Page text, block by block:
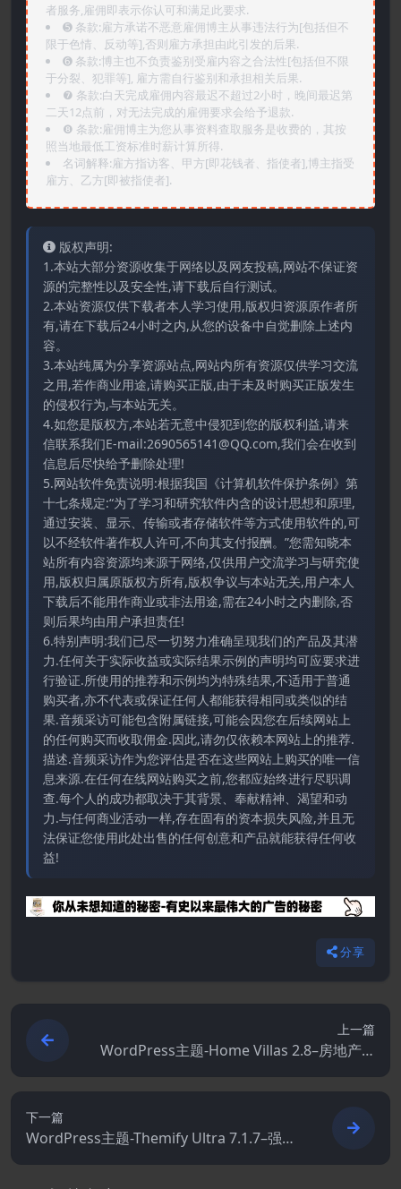
者服务,雇佣即表示你认可和满足此要求.
➎ 条款:雇方承诺不恶意雇佣博主从事违法行为[包括但不
限于色情、反动等],否则雇方承担由此引发的后果.
➏️ 条款:博主也不负责鉴别受雇内容之合法性[包括但不限
于分裂、犯罪等], 雇方需自行鉴别和承担相关后果.
❼ 条款:白天完成雇佣内容最迟不超过2小时，晚间最迟第
二天12点前，对无法完成的雇佣要求会给予退款.
❽ 条款:雇佣博主为您从事资料查取服务是收费的，其按
照当地最低工资标准时薪计算所得.
名词解释:雇方指访客、甲方[即花钱者、指使者],博主指受
雇方、乙方[即被指使者].
版权声明:
1.本站大部分资源收集于网络以及网友投稿,网站不保证资
源的完整性以及安全性,请下载后自行测试。
2.本站资源仅供下载者本人学习使用,版权归资源原作者所
有,请在下载后24小时之内,从您的设备中自觉删除上述内
容。
3.本站纯属为分享资源站点,网站内所有资源仅供学习交流
之用,若作商业用途,请购买正版,由于未及时购买正版发生
的侵权行为,与本站无关。
4.如您是版权方,本站若无意中侵犯到您的版权利益,请来
信联系我们E-mail:2690565141@QQ.com,我们会在收到
信息后尽快给予删除处理!
5.网站软件免责说明:根据我国《计算机软件保护条例》第
十七条规定:“为了学习和研究软件内含的设计思想和原理,
通过安装、显示、传输或者存储软件等方式使用软件的,可
以不经软件著作权人许可,不向其支付报酬。”您需知晓本
站所有内容资源均来源于网络,仅供用户交流学习与研究使
用,版权归属原版权方所有,版权争议与本站无关,用户本人
下载后不能用作商业或非法用途,需在24小时之内删除,否
则后果均由用户承担责任!
6.特别声明:我们已尽一切努力准确呈现我们的产品及其潜
力.任何关于实际收益或实际结果示例的声明均可应要求进
行验证.所使用的推荐和示例均为特殊结果,不适用于普通
购买者,亦不代表或保证任何人都能获得相同或类似的结
果.音频采访可能包含附属链接,可能会因您在后续网站上
的任何购买而收取佣金.因此,请勿仅依赖本网站上的推荐.
描述.音频采访作为您评估是否在这些网站上购买的唯一信
息来源.在任何在线网站购买之前,您都应始终进行尽职调
查.每个人的成功都取决于其背景、奉献精神、渴望和动
力.与任何商业活动一样,存在固有的资本损失风险,并且无
法保证您使用此处出售的任何创意和产品就能获得任何收
益!
分享
上一篇
WordPress主题-Home Villas 2.8–房地产W
ordPress主题
下一篇
WordPress主题-Themify Ultra 7.1.7–强大
的多用途WordPress主题